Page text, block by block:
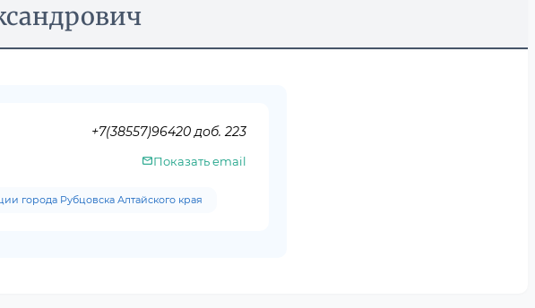
+7(38557)96420 доб. 223
Показать email
города Рубцовска Алтайского края